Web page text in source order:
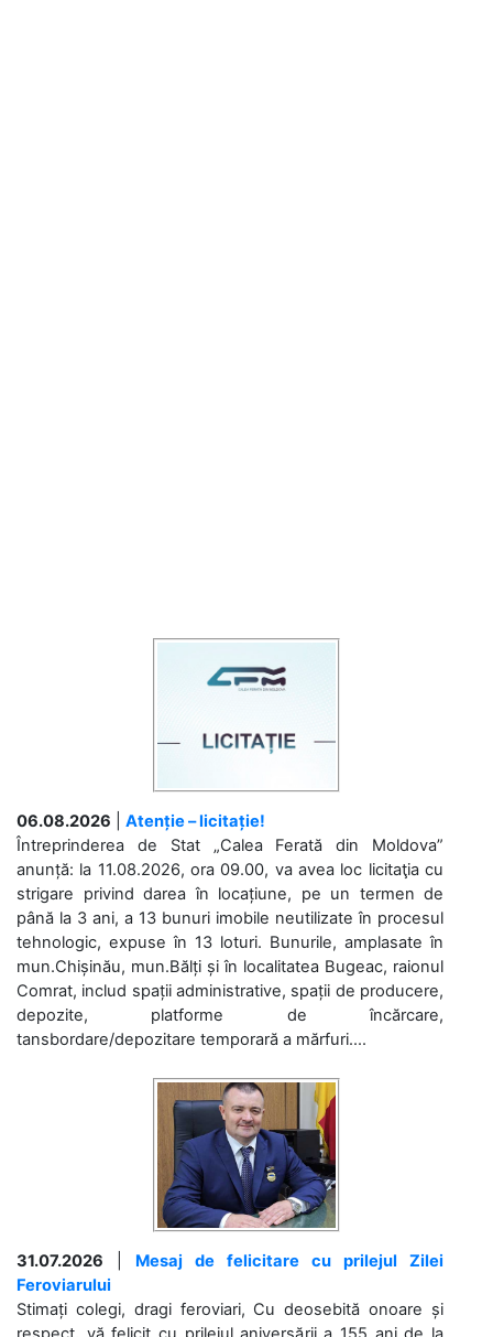
06.08.2026
Atenție – licitație!
Întreprinderea de Stat „Calea Ferată din Moldova”
anunță: la 11.08.2026, ora 09.00, va avea loc licitaţia cu
strigare privind darea în locațiune, pe un termen de
până la 3 ani, a 13 bunuri imobile neutilizate în procesul
tehnologic, expuse în 13 loturi. Bunurile, amplasate în
mun.Chișinău, mun.Bălți și în localitatea Bugeac, raionul
Comrat, includ spații administrative, spații de producere,
depozite, platforme de încărcare,
tansbordare/depozitare temporară a mărfuri....
31.07.2026
Mesaj de felicitare cu prilejul Zilei
Feroviarului
Stimați colegi, dragi feroviari, Cu deosebită onoare și